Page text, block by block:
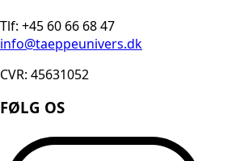
Tlf: +45 60 66 68 47
info@taeppeunivers.dk
CVR: 45631052
FØLG OS